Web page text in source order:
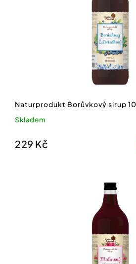
Naturprodukt Borůvkový sirup
Skladem
229 Kč